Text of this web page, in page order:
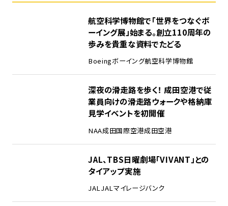
航空科学博物館で「世界をつなぐボ
ーイング展」始まる。創立110周年の
歩みを貴重な資料でたどる
Boeingボーイング航空科学博物館
深夜の滑走路を歩く！ 成田空港で従
業員向けの滑走路ウォークや格納庫
見学イベントを初開催
NAA成田国際空港成田空港
JAL、TBS日曜劇場「VIVANT」との
タイアップ実施
JALJALマイレージバンク